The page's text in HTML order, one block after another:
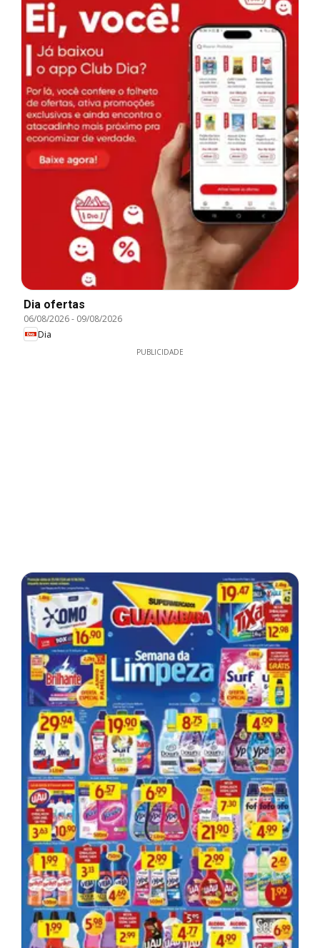
Dia ofertas
06/08/2026- 09/08/2026
Dia
PUBLICIDADE